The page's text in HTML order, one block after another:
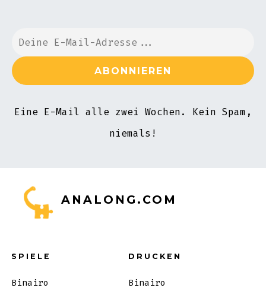
Eine E-Mail alle zwei Wochen. Kein Spam,
niemals!
ANALONG.COM
SPIELE
Binairo
DRUCKEN
Binairo